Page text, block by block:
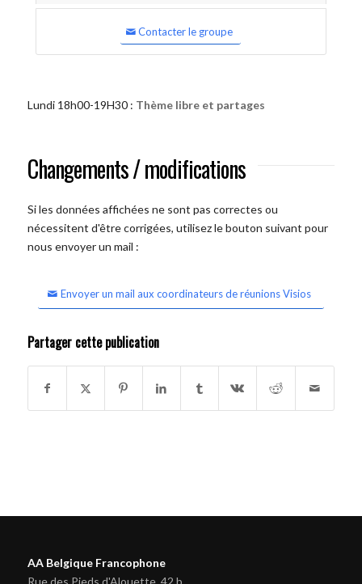
Contacter le groupe
Lundi 18h00-19H30 : Thème libre et partages
Changements / modifications
Si les données affichées ne sont pas correctes ou
nécessitent d'être corrigées, utilisez le bouton suivant pour
nous envoyer un mail :
Envoyer un mail aux coordinateurs de réunions Visios
Partager cette publication
AA Belgique Francophone
Rue des Pieds d'Alouette, 42 b